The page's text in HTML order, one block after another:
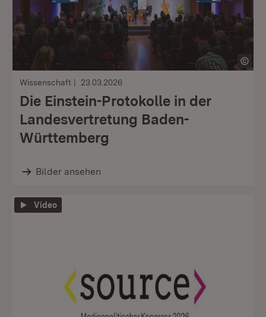
Wissenschaft 23.03.2026
Die Einstein-Protokolle in der
Landesvertretung Baden-
Württemberg
Bilder ansehen
Video